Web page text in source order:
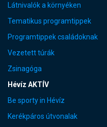
Látnivalók a környéken
Tematikus programtippek
Programtippek családoknak
Vezetett túrák
Zsinagóga
Hévíz AKTÍV
Be sporty in Hévíz
Kerékpáros útvonalak